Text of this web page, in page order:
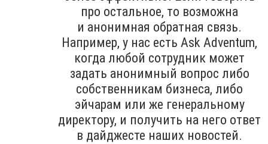
про остальное, то возможна
и анонимная обратная связь.
Например, у нас есть Ask Adventum,
когда любой сотрудник может
задать анонимный вопрос либо
собственникам бизнеса, либо
эйчарам или же генеральному
директору, и получить на него ответ
в дайджесте наших новостей.